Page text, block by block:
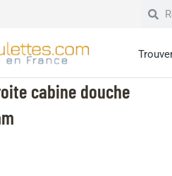
cabine douche